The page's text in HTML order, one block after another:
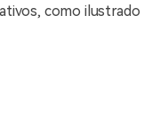
como ilustrado